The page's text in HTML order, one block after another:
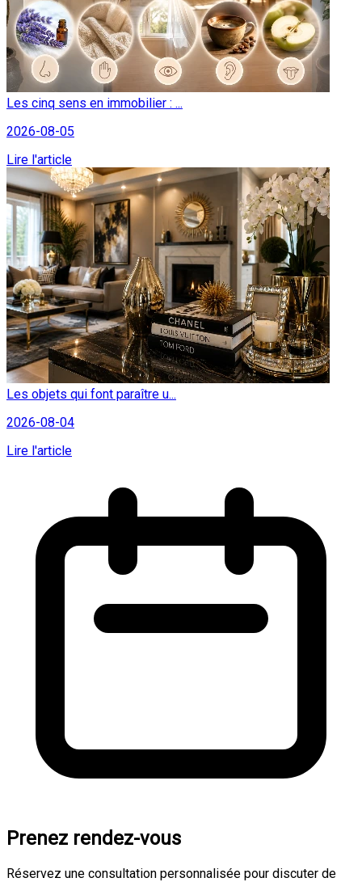
Les cinq sens en immobilier : ...
2026-08-05
Lire l'article
Les objets qui font paraître u...
2026-08-04
Lire l'article
Prenez rendez-vous
Réservez une consultation personnalisée pour discuter de